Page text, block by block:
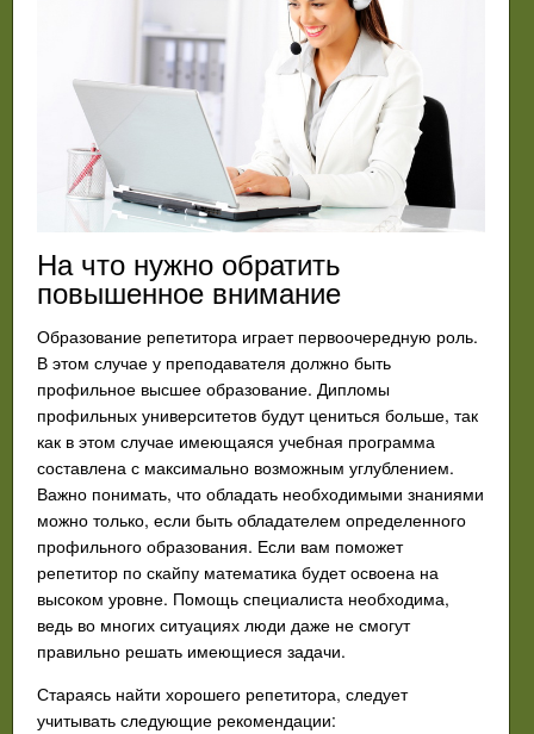
На что нужно обратить
повышенное внимание
Образование репетитора играет первоочередную роль.
В этом случае у преподавателя должно быть
профильное высшее образование. Дипломы
профильных университетов будут цениться больше, так
как в этом случае имеющаяся учебная программа
составлена с максимально возможным углублением.
Важно понимать, что обладать необходимыми знаниями
можно только, если быть обладателем определенного
профильного образования. Если вам поможет
репетитор по скайпу математика будет освоена на
высоком уровне. Помощь специалиста необходима,
ведь во многих ситуациях люди даже не смогут
правильно решать имеющиеся задачи.
Стараясь найти хорошего репетитора, следует
учитывать следующие рекомендации: